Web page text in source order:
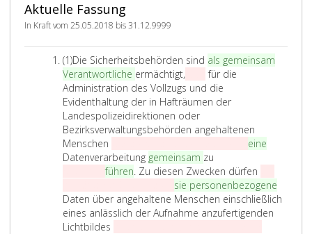
Aktuelle Fassung
In Kraft vom 25.05.2018 bis 31.12.9999
(1)A
b
s
a
t
z
e
i
Die Sicherheitsbehörden sind als gemeinsam
Verantwortliche ermächtigt,
für die
Administration des Vollzugs und die
Evidenthaltung der in Hafträumen der
Landespolizeidirektionen oder
Bezirksverwaltungsbehörden angehaltenen
Menschen
eine
Datenverarbeitung gemeinsam zu
bedienenführen. Zu diesen Zwecken dürfen
sie personenbezogene
Daten über angehaltene Menschen einschließlich
eines anlässlich der Aufnahme anzufertigenden
Lichtbildes